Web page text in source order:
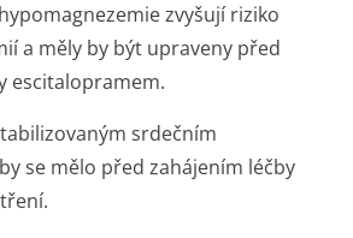
zvyšují riziko
a měly by být upraveny před
escitalopramem.
srdečním
se mělo před zahájením léčby